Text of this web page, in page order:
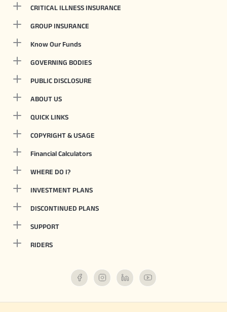
CRITICAL ILLNESS INSURANCE
GROUP INSURANCE
Know Our Funds
GOVERNING BODIES
PUBLIC DISCLOSURE
ABOUT US
QUICK LINKS
COPYRIGHT & USAGE
Financial Calculators
WHERE DO I?
INVESTMENT PLANS
DISCONTINUED PLANS
SUPPORT
RIDERS